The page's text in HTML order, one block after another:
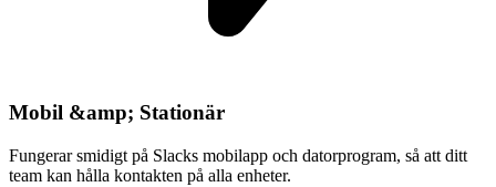
Mobil &amp; Stationär
Fungerar smidigt på Slacks mobilapp och datorprogram, så att ditt
team kan hålla kontakten på alla enheter.